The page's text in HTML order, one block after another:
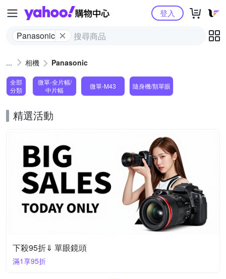
Yahoo購物中心
Panasonic
登入
相機 Panasonic
全部
分類
微單-全片幅/
中片幅
微單-M43 隨身機/類單眼
精選活動
下殺95折⇓ 單眼鏡頭
滿1享95折